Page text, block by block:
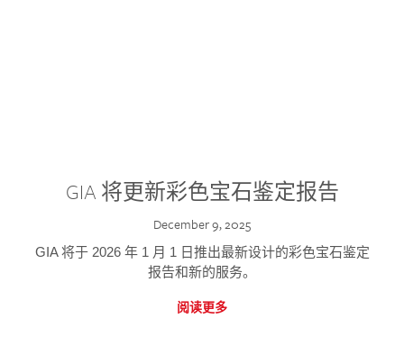
GIA 将更新彩色宝石鉴定报告
December 9, 2025
GIA 将于 2026 年 1 月 1 日推出最新设计的彩色宝石鉴定
报告和新的服务。
阅读更多